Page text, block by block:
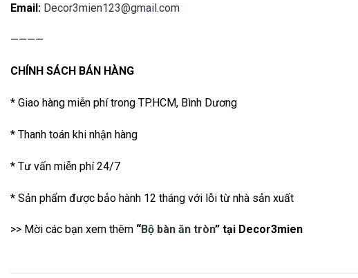
Email: Decor3mien123@gmail.com
————
CHÍNH SÁCH BÁN HÀNG
* Giao hàng miễn phí trong TP.HCM, Bình Dương
* Thanh toán khi nhận hàng
* Tư vấn miễn phí 24/7
* Sản phẩm được bảo hành 12 tháng với lỗi từ nhà sản xuất
>> Mời các bạn xem thêm “Bộ bàn ăn tròn” tại Decor3mien